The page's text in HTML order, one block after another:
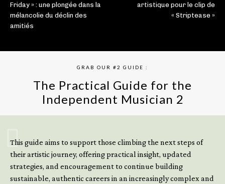
Friday » : une plongée dans la
mélancolie du déclin des
amitiés
artistique pour le clip de
« Striptease »
GRAB OUR #2 GUIDE :
The Practical Guide for the
Independent Musician 2
This guide aims to support those climbing the next steps of
their artistic journey, offering practical insight, updated
strategies, and encouragement to continue building
sustainable, authentic careers in an increasingly complex and